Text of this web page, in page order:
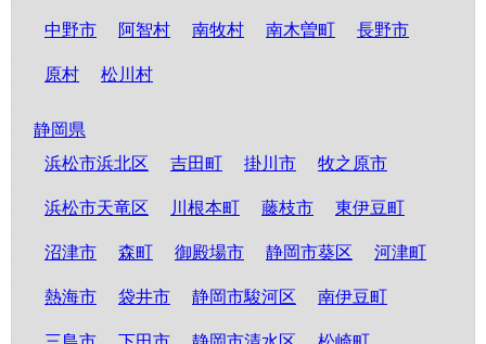
中野市 阿智村 南牧村 南木曽町 長野市
原村 松川村
静岡県
浜松市浜北区
吉田町 掛川市 牧之原市
浜松市天竜区 川根本町 藤枝市 東伊豆町
沼津市 森町 御殿場市 静岡市葵区 河津町
熱海市 袋井市 静岡市駿河区 南伊豆町